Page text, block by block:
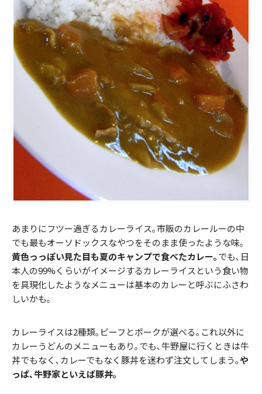
あまりにフツー過ぎるカレーライス｡市販のカレールーの中
でも最もオーソドックスなやつをそのまま使ったような味｡
黄色っっぽい見た目も夏のキャンプで食べたカレー｡でも､日
本人の99%くらいがイメージするカレーライスという食い物
を具現化したようなメニューは基本のカレーと呼ぶにふさわ
しいかも｡
カレーライスは2種類｡ビーフとポークが選べる｡これ以外に
カレーうどんのメニューもあり｡でも､牛野屋に行くときは牛
丼でもなく､カレーでもなく豚丼を迷わず注文してしまう｡や
っぱ､牛野家といえば豚丼｡